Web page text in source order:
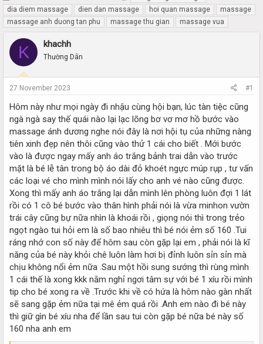
h
r
e
d
s
r
e
r
t
a
r
d
a
dia diem massage
dien dan massage hoi quan massage
massage
massage anh duong tan phu
massage thu gian massage vua
K khachh
Thường Dân
27 November 2023 #1
Hôm này như mọi ngày đi nhậu cùng hội bạn, lúc tàn tiệc cũng
ngà ngà say thế quái nào lại lạc lõng bơ vơ mơ hồ bước vào
massage ánh dương nghe nói đây là nơi hội tụ của những nàng
tiên xinh đẹp nên thôi cũng vào thử 1 cái cho biết . Mới bước
vào là được ngay mấy anh áo trắng bảnh trai dẫn vào trước
mặt là bé lễ tân trong bộ áo dài đỏ khoét ngực múp rụp , tư vấn
các loại vé cho mình mình nói lấy cho anh vé nào cũng được.
Xong thì mấy anh áo trắng lại dẫn mình lên phòng luôn đợi 1 lát
rồi có 1 cô bé bước vào thân hình phải nói là vừa minhon vườn
trái cây cũng bự nữa nhìn là khoái rồi , giọng nói thì trong trẻo
ngọt ngào tui hỏi em là số bao nhiêu thì bé nói ẻm số 160 .Tui
ráng nhớ con số này để hôm sau còn gặp lại em , phải nói là kĩ
năng của bé này khỏi chê luôn làm hơi bị đỉnh luôn sỉn sỉn mà
chịu không nổi ẻm nữa .Sau một hồi sung sướng thì rùng mình
1 cái thế là xong kkk nằm nghỉ ngơi tâm sự với bé 1 xíu rồi mình
tip cho bé xong ra về .Trước khi về có hứa là hôm nào gàn nhất
sẽ sang gặp ẻm nữa tại mê ẻm quá rồi .Anh em nào đi bé này
thì giữ gìn bé xíu nha để lần sau tui còn gặp bé nữa bé này số
160 nha anh em